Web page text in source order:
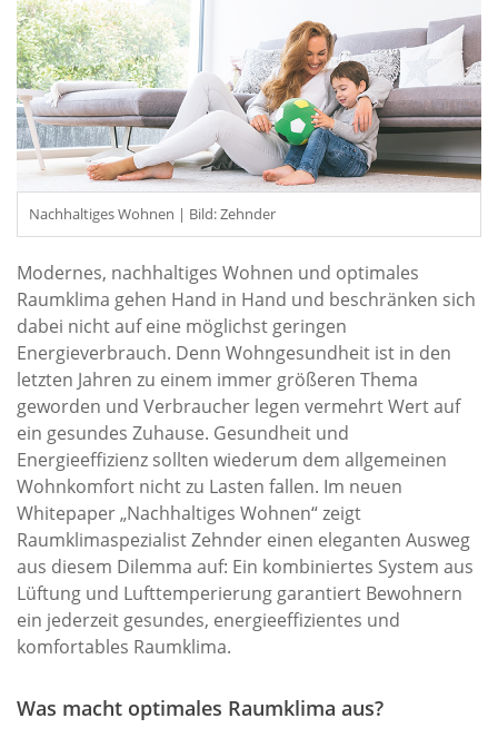
Nachhaltiges Wohnen | Bild: Zehnder
Modernes, nachhaltiges Wohnen und optimales
Raumklima gehen Hand in Hand und beschränken sich
dabei nicht auf eine möglichst geringen
Energieverbrauch. Denn Wohngesundheit ist in den
letzten Jahren zu einem immer größeren Thema
geworden und Verbraucher legen vermehrt Wert auf
ein gesundes Zuhause. Gesundheit und
Energieeffizienz sollten wiederum dem allgemeinen
Wohnkomfort nicht zu Lasten fallen. Im neuen
Whitepaper „Nachhaltiges Wohnen“ zeigt
Raumklimaspezialist Zehnder einen eleganten Ausweg
aus diesem Dilemma auf: Ein kombiniertes System aus
Lüftung und Lufttemperierung garantiert Bewohnern
ein jederzeit gesundes, energieeffizientes und
komfortables Raumklima.
Was macht optimales Raumklima aus?